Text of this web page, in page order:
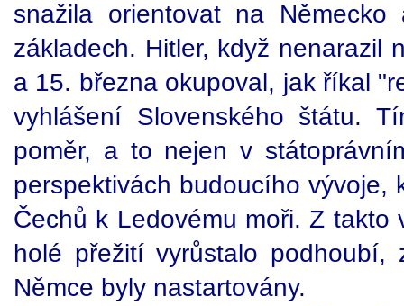
snažila orientovat na
základech. Hitler, když nenarazil
a 15. března okupoval, jak říkal
vyhlášení Slovenského štátu.
poměr, a to nejen v
perspektivách budoucího vývoje,
Čechů k Ledovému moři. Z takto
holé přežití vyrůstalo
Němce byly nastartovány.